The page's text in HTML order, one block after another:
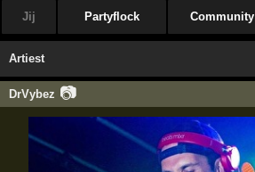
Jij Partyflock Community
Artiest
DrVybez 📷